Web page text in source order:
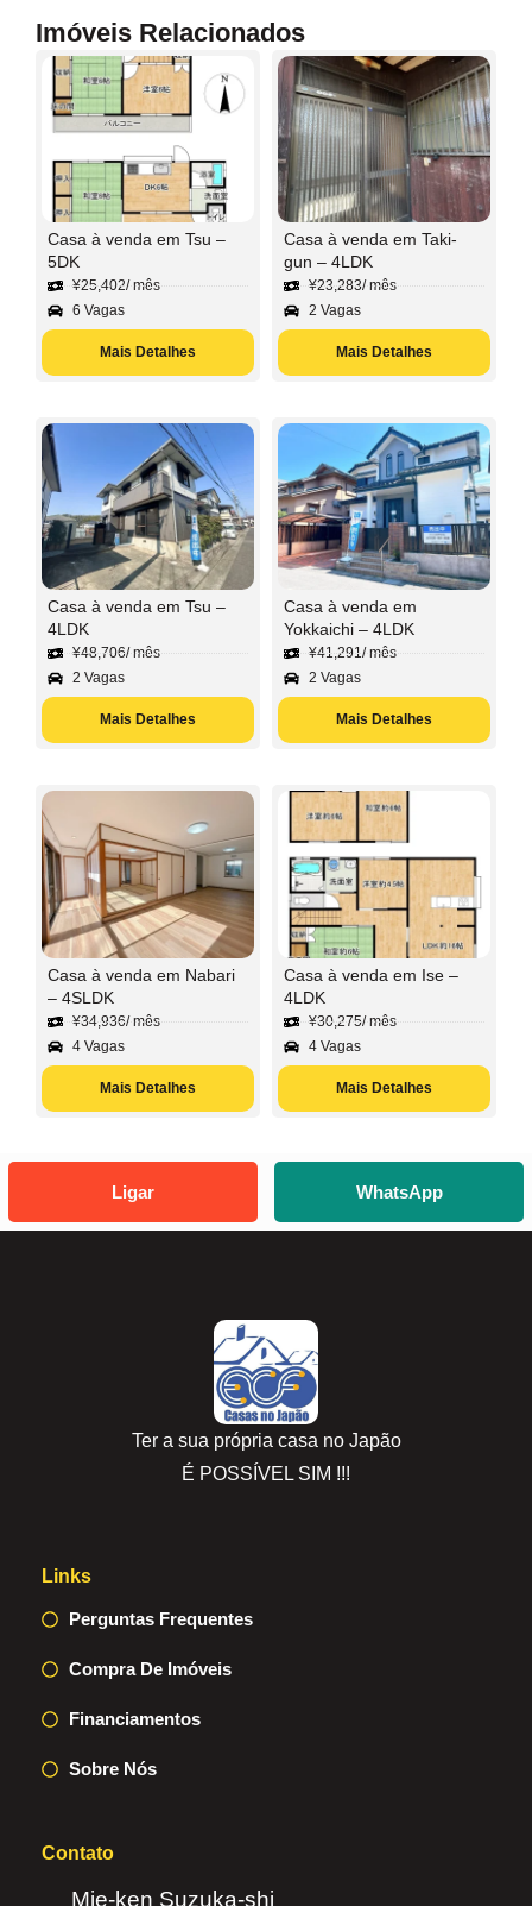
Imóveis Relacionados
Casa à venda em Tsu –
5DK
¥25,402/ mês
6 Vagas
Mais Detalhes
Casa à venda em Taki-
gun – 4LDK
¥23,283/ mês
2 Vagas
Mais Detalhes
Casa à venda em Tsu –
4LDK
¥48,706/ mês
2 Vagas
Mais Detalhes
Casa à venda em
Yokkaichi – 4LDK
¥41,291/ mês
2 Vagas
Mais Detalhes
Casa à venda em Nabari
– 4SLDK
¥34,936/ mês
4 Vagas
Mais Detalhes
Casa à venda em Ise –
4LDK
¥30,275/ mês
4 Vagas
Mais Detalhes
Ligar WhatsApp
Ter a sua própria casa no Japão
É POSSÍVEL SIM !!!
Links
Perguntas Frequentes
Compra De Imóveis
Financiamentos
Sobre Nós
Contato
Mie-ken Suzuka-shi